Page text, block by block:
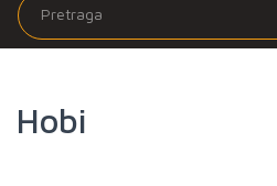
Hobi